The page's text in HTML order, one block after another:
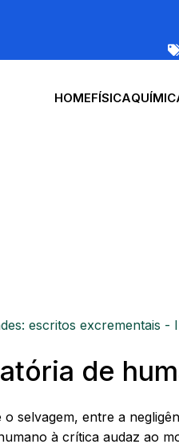
HOMEFÍSICA
de
selvagem, entre a
à crítica audaz ao